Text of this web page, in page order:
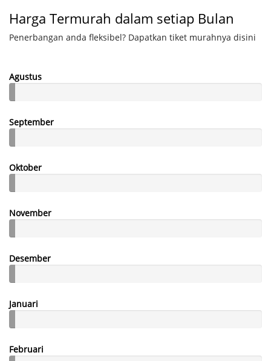
Harga Termurah dalam setiap Bulan
Penerbangan anda fleksibel? Dapatkan tiket murahnya disini
Agustus
September
Oktober
November
Desember
Januari
Februari